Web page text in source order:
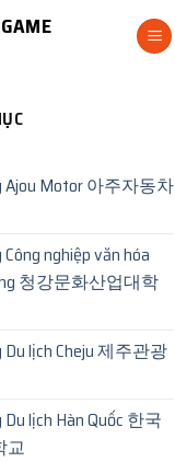
GAME
Ajou Motor 아주자동차
Công nghiệp văn hóa
청강문화산업대학
Du lịch Cheju 제주관광
Du lịch Hàn Quốc 한국
교